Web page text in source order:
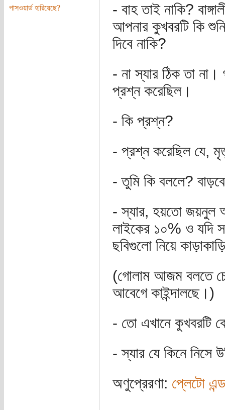
পাসওয়ার্ড হারিয়েছে?
- বাহ তাই নাকি?
আপনার কুখবরটি কি
দিবে নাকি?
- না স্যার ঠিক তা
প্রশ্ন করেছিল।
- কি প্রশ্ন?
- প্রশ্ন করেছিল যে,
- তুমি কি বললে?
- স্যার, হয়তো জয়নুল
লাইকের ১০% ও যদি
ছবিগুলো নিয়ে
(গোলাম আজম বলতে
আবেগে কাইন্দালছে।)
- তো এখানে কুখবরটি
- স্যার যে কিনে
অণুপ্রেরণা: প্লেটো